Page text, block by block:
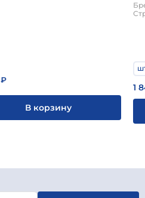
₽
В корзину
1